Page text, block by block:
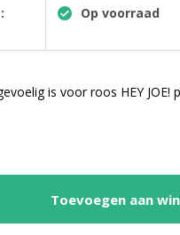
Op voorraad
is voor roos HEY JOE!
Toevoegen aan